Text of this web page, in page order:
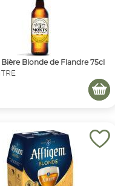
Blonde de Flandre 75cl